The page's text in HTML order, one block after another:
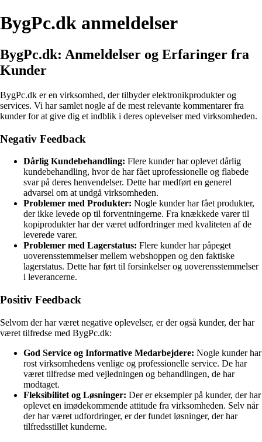
BygPc.dk anmeldelser
BygPc.dk: Anmeldelser og Erfaringer fra
Kunder
BygPc.dk er en virksomhed, der tilbyder elektronikprodukter og
services. Vi har samlet nogle af de mest relevante kommentarer fra
kunder for at give dig et indblik i deres oplevelser med virksomheden.
Negativ Feedback
Dårlig Kundebehandling: Flere kunder har oplevet dårlig
kundebehandling, hvor de har fået uprofessionelle og flabede
svar på deres henvendelser. Dette har medført en generel
advarsel om at undgå virksomheden.
Problemer med Produkter: Nogle kunder har fået produkter,
der ikke levede op til forventningerne. Fra knækkede varer til
kopiprodukter har der været udfordringer med kvaliteten af de
leverede varer.
Problemer med Lagerstatus: Flere kunder har påpeget
uoverensstemmelser mellem webshoppen og den faktiske
lagerstatus. Dette har ført til forsinkelser og uoverensstemmelser
i leverancerne.
Positiv Feedback
Selvom der har været negative oplevelser, er der også kunder, der har
været tilfredse med BygPc.dk:
God Service og Informative Medarbejdere: Nogle kunder har
rost virksomhedens venlige og professionelle service. De har
været tilfredse med vejledningen og behandlingen, de har
modtaget.
Fleksibilitet og Løsninger: Der er eksempler på kunder, der har
oplevet en imødekommende attitude fra virksomheden. Selv når
der har været udfordringer, er der fundet løsninger, der har
tilfredsstillet kunderne.